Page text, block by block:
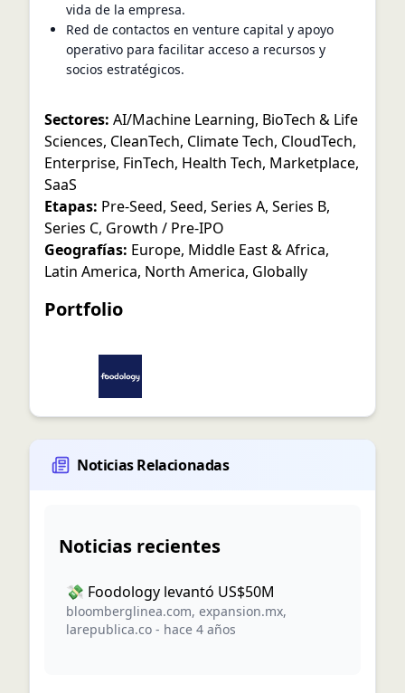
vida de la empresa.
Red de contactos en venture capital y apoyo
operativo para facilitar acceso a recursos y
socios estratégicos.
Sectores: AI/Machine Learning, BioTech & Life
Sciences, CleanTech, Climate Tech, CloudTech,
Enterprise, FinTech, Health Tech, Marketplace,
SaaS
Etapas: Pre-Seed, Seed, Series A, Series B,
Series C, Growth / Pre-IPO
Geografías: Europe, Middle East & Africa,
Latin America, North America, Globally
Portfolio
Noticias Relacionadas
Noticias recientes
💸 Foodology levantó US$50M
bloomberglinea.com, expansion.mx,
larepublica.co - hace 4 años